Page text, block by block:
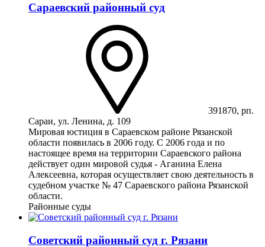
Сараевский районный суд
391870, рп.
Сараи, ул. Ленина, д. 109
Мировая юстиция в Сараевском районе Рязанской
области появилась в 2006 году. С 2006 года и по
настоящее время на территории Сараевского района
действует один мировой судья - Аганина Елена
Алексеевна, которая осуществляет свою деятельность в
судебном участке № 47 Сараевского района Рязанской
области.
Районные суды
Советский районный суд г. Рязани